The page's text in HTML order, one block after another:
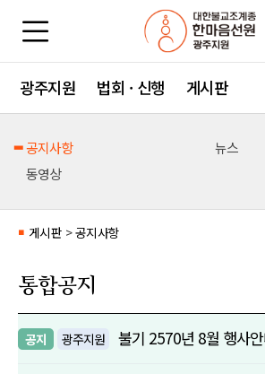
광주지원 법회 · 신행 게시판
공지사항
뉴스
동영상
■ 게시판 >공지사항
통합공지
공지 광주지원 불기 2570년 8월 행사